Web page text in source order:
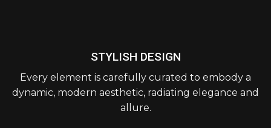
STYLISH DESIGN
Every element is carefully curated to embody a
dynamic, modern aesthetic, radiating elegance and
allure.